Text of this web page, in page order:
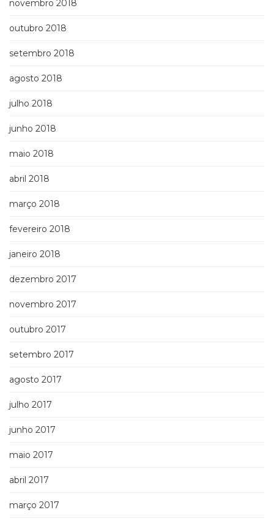
novembro 2018
outubro 2018
setembro 2018
agosto 2018
julho 2018
junho 2018
maio 2018
abril 2018
março 2018
fevereiro 2018
janeiro 2018
dezembro 2017
novembro 2017
outubro 2017
setembro 2017
agosto 2017
julho 2017
junho 2017
maio 2017
abril 2017
março 2017